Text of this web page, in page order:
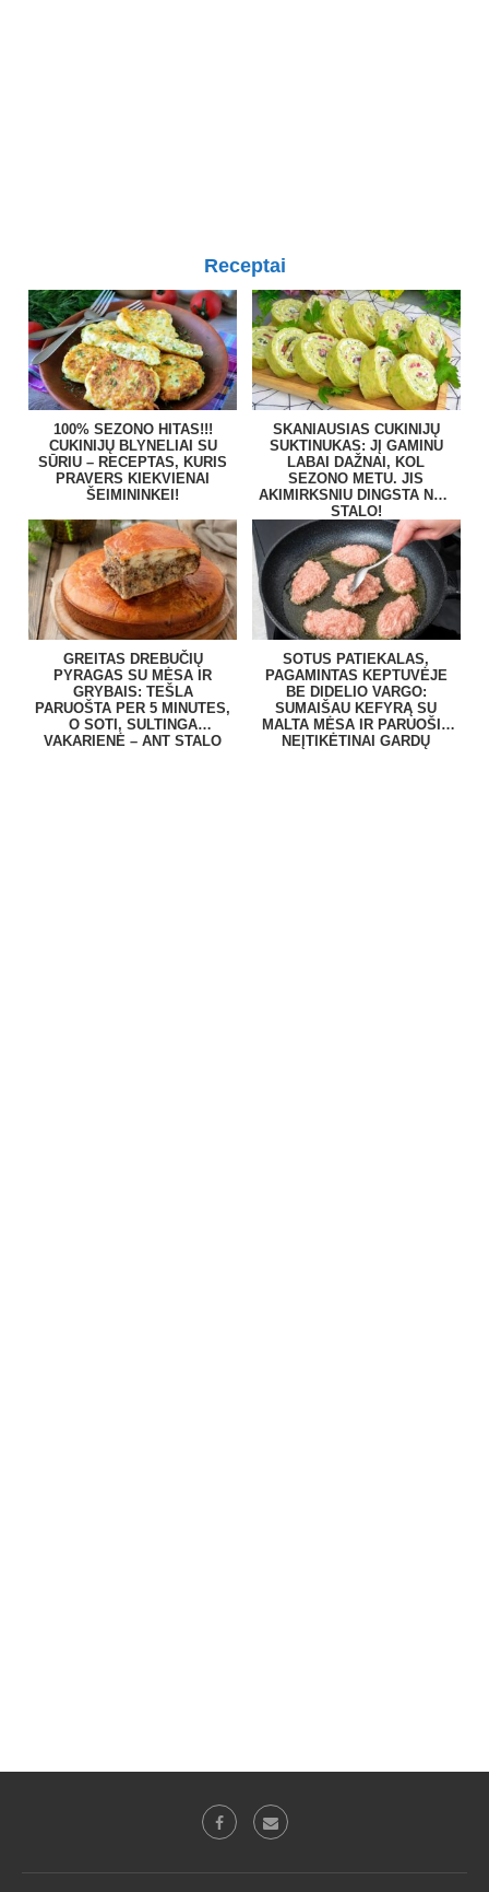
Receptai
100% SEZONO HITAS!!!
CUKINIJŲ BLYNELIAI SU
SŪRIU – RECEPTAS, KURIS
PRAVERS KIEKVIENAI
ŠEIMININKEI!
SKANIAUSIAS CUKINIJŲ
SUKTINUKAS: JĮ GAMINU
LABAI DAŽNAI, KOL
SEZONO METU. JIS
AKIMIRKSNIU DINGSTA NUO
STALO!
GREITAS DREBUČIŲ
PYRAGAS SU MĖSA IR
GRYBAIS: TEŠLA
PARUOŠTA PER 5 MINUTES,
O SOTI, SULTINGA
VAKARIENĖ – ANT STALO
SOTUS PATIEKALAS,
PAGAMINTAS KEPTUVĖJE
BE DIDELIO VARGO:
SUMAIŠAU KEFYRĄ SU
MALTA MĖSA IR PARUOŠIU
NEĮTIKĖTINAI GARDŲ